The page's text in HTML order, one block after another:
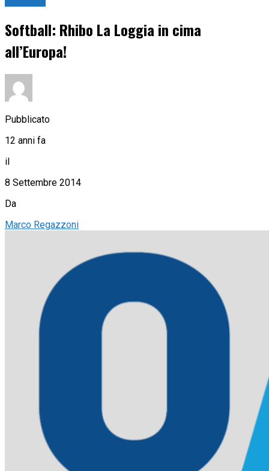
Softball: Rhibo La Loggia in cima
all’Europa!
Pubblicato
12 anni fa
il
8 Settembre 2014
Da
Marco Regazzoni